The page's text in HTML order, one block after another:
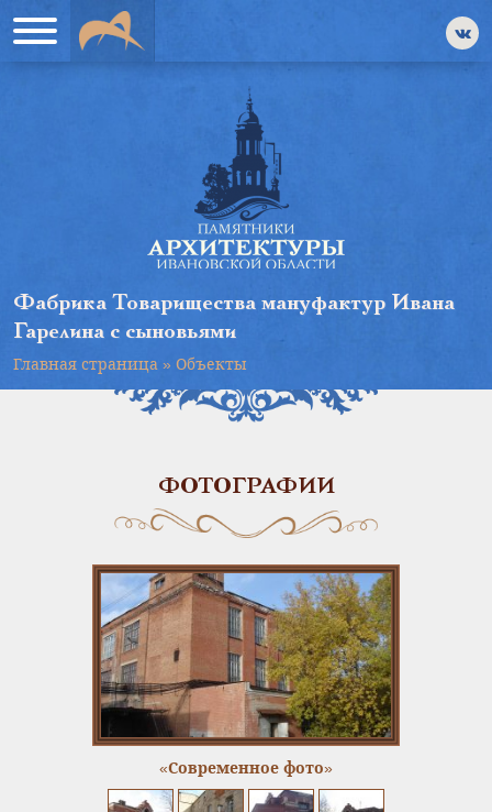
Фабрика Товарищества мануфактур Ивана
Гарелина с сыновьями
Главная страница » Объекты
ФОТОГРАФИИ
«Современное фото»